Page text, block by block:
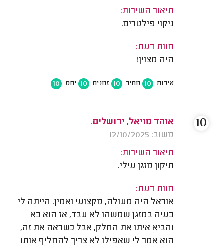
תיאור השירות:
ניקוי פילטרים.
חוות דעת:
היה מצוין!
איכות 10 מחיר 10 זמנים 10 יחס 10
אוהד מויאל, ירושלים.
משוב: 12/10/2025
תיאור השירות:
תיקון מזגן עילי.
חוות דעת:
אוראל היה מעולה, מקצועי ואמין. הייתה לי
בעיה במזגן שמשהו לא עבד, אז הוא בא
והביא איתו את החלק, אבל כשראה את זה,
הוא אמר לי שאפילו לא צריך להחליף אותו
10